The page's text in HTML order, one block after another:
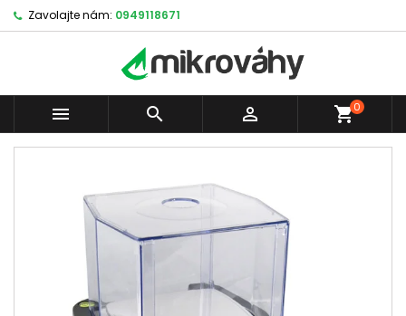
Zavolajte nám: 0949118671
   shopping_cart0